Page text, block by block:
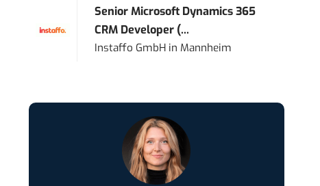
Senior Microsoft Dynamics 365
CRM Developer (...
Instaffo GmbH in Mannheim